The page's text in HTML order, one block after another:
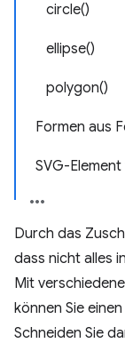
circle()
ellipse()
polygon()
Formen aus
SVG-
Durch das
dass nicht alles
Mit
können Sie
Schneiden Sie